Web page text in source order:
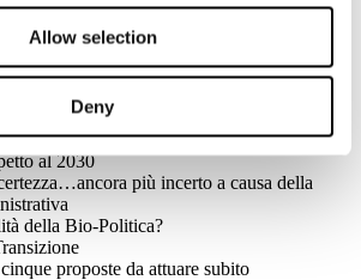
Allow selection
Deny
della carta
italiano della carta nel 2021:numeri
pari allo 0,78
obiettivi importanti e l’85% nel riciclo,
al 2030
più incerto a causa della
della Bio-Politica?
proposte da attuare subito